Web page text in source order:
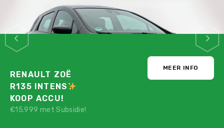
RENAULT ZOË
R135 INTENS
KOOP ACCU!
€15.999 met Subsidie!
MEER INFO